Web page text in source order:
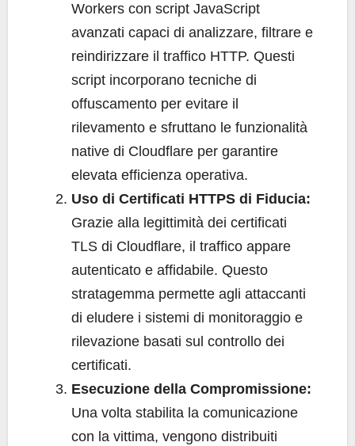
Workers con script JavaScript
avanzati capaci di analizzare, filtrare e
reindirizzare il traffico HTTP. Questi
script incorporano tecniche di
offuscamento per evitare il
rilevamento e sfruttano le funzionalità
native di Cloudflare per garantire
elevata efficienza operativa.
Uso di Certificati HTTPS di Fiducia:
Grazie alla legittimità dei certificati
TLS di Cloudflare, il traffico appare
autenticato e affidabile. Questo
stratagemma permette agli attaccanti
di eludere i sistemi di monitoraggio e
rilevazione basati sul controllo dei
certificati.
Esecuzione della Compromissione:
Una volta stabilita la comunicazione
con la vittima, vengono distribuiti